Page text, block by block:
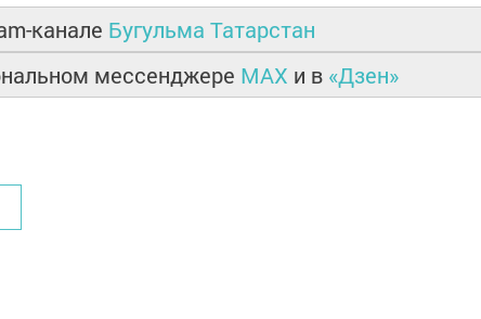
канале Бугульма Татарстан
мессенджере MAX и в «Дзен»